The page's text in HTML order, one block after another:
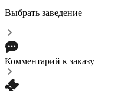
Выбрать заведение
Комментарий к заказу